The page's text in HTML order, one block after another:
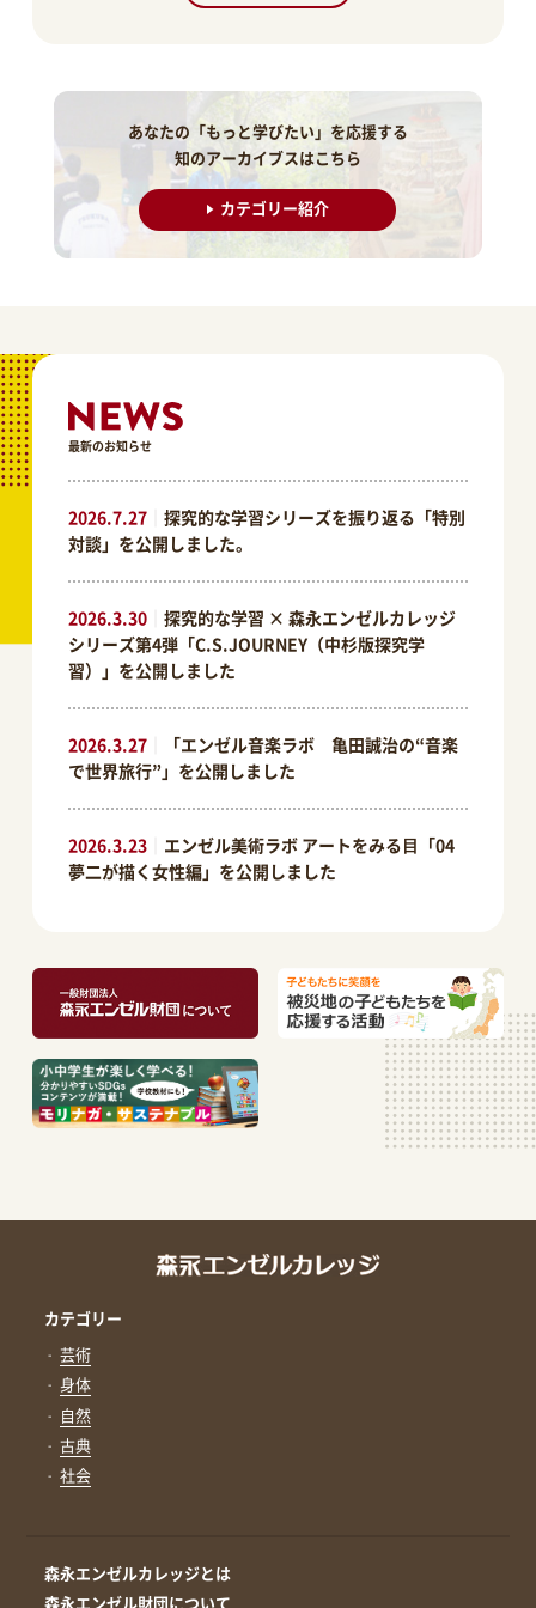
あなたの「もっと学びたい」を応援する
知のアーカイブスはこちら
カテゴリー紹介
最新のお知らせ
2026.7.27｜ 探究的な学習シリーズを振り返る「特別
対談」を公開しました。
2026.3.30｜ 探究的な学習 × 森永エンゼルカレッジ
シリーズ第4弾「C.S.JOURNEY（中杉版探究学
習）」を公開しました
2026.3.27｜
「エンゼル音楽ラボ 亀田誠治の“音楽
で世界旅行”」を公開しました
2026.3.23｜ エンゼル美術ラボ アートをみる⽬「04
夢二が描く女性編」を公開しました
カテゴリー
芸術
身体
自然
古典
社会
森永エンゼルカレッジとは
森永エンゼル財団について